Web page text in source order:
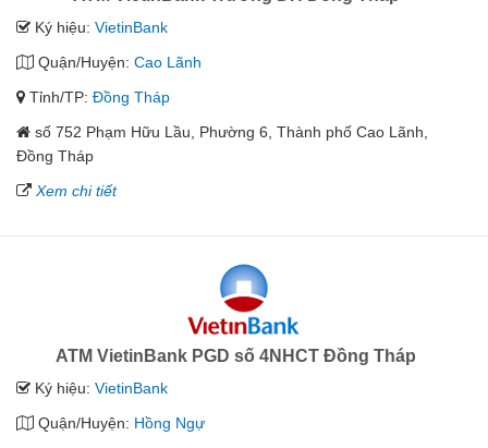
Ký hiệu: VietinBank
Quận/Huyện: Cao Lãnh
Tỉnh/TP: Đồng Tháp
số 752 Phạm Hữu Lầu, Phường 6, Thành phố Cao Lãnh,
Đồng Tháp
Xem chi tiết
ATM VietinBank PGD số 4NHCT Đồng Tháp
Ký hiệu: VietinBank
Quận/Huyện: Hồng Ngự